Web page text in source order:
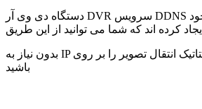
دستگاه دی وی آر DVR سرویس DDNS را برای دستگاه های خود
ایجاد کرده اند که شما می توانید از این طریق
بدون نیاز به IP استاتیک انتقال تصویر را بر روی DVR خود داشته
باشید